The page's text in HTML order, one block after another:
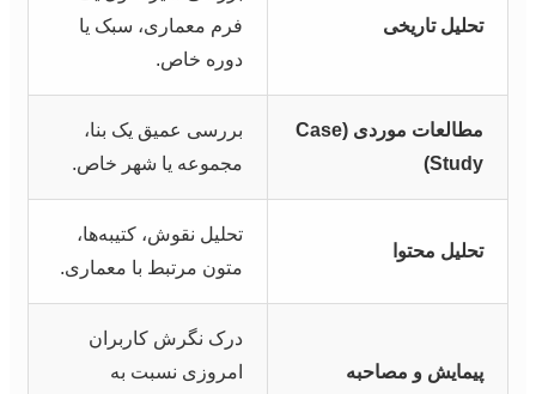
تحلیل تاریخی
فرم معماری، سبک یا
دوره خاص.
مطالعات موردی (Case
Study)
بررسی عمیق یک بنا،
مجموعه یا شهر خاص.
تحلیل محتوا
تحلیل نقوش، کتیبه‌ها،
متون مرتبط با معماری.
پیمایش و مصاحبه
درک نگرش کاربران
امروزی نسبت به